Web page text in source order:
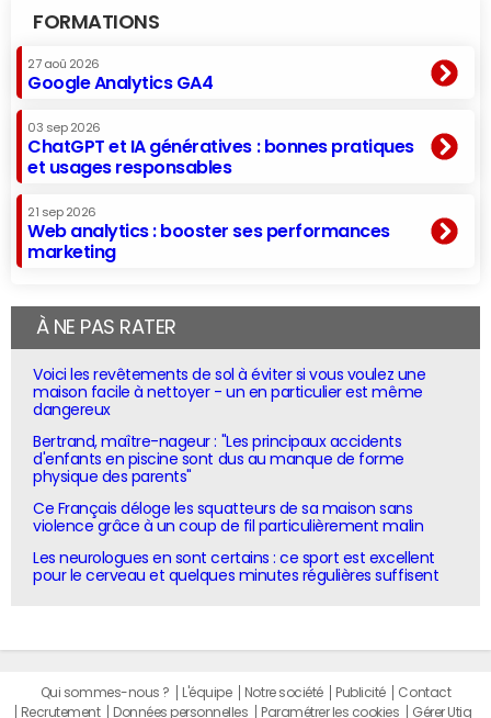
FORMATIONS
27 aoû 2026
Google Analytics GA4
03 sep 2026
ChatGPT et IA génératives : bonnes pratiques
et usages responsables
21 sep 2026
Web analytics : booster ses performances
marketing
À NE PAS RATER
Voici les revêtements de sol à éviter si vous voulez une
maison facile à nettoyer - un en particulier est même
dangereux
Bertrand, maître-nageur : "Les principaux accidents
d'enfants en piscine sont dus au manque de forme
physique des parents"
Ce Français déloge les squatteurs de sa maison sans
violence grâce à un coup de fil particulièrement malin
Les neurologues en sont certains : ce sport est excellent
pour le cerveau et quelques minutes régulières suffisent
Qui sommes-nous ? L'équipe Notre société Publicité
Contact
Recrutement
Données personnelles Paramétrer les cookies Gérer Utiq